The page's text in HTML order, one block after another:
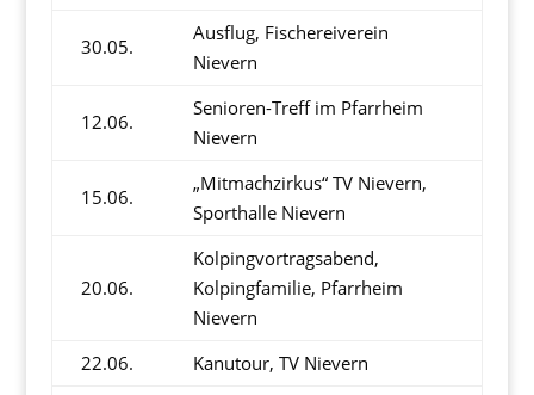
30.05.
Ausflug, Fischereiverein
Nievern
12.06.
Senioren-Treff im Pfarrheim
Nievern
15.06.
„Mitmachzirkus“ TV Nievern,
Sporthalle Nievern
20.06.
Kolpingvortragsabend,
Kolpingfamilie, Pfarrheim
Nievern
22.06.
Kanutour, TV Nievern